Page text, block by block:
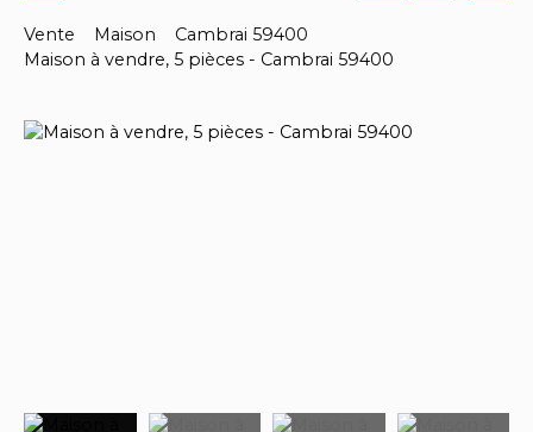
Vente Maison
Cambrai 59400
Maison à vendre, 5 pièces - Cambrai 59400